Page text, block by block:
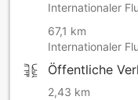
Internationaler
67,1 km
Internationaler
Öffentliche
2,43 km